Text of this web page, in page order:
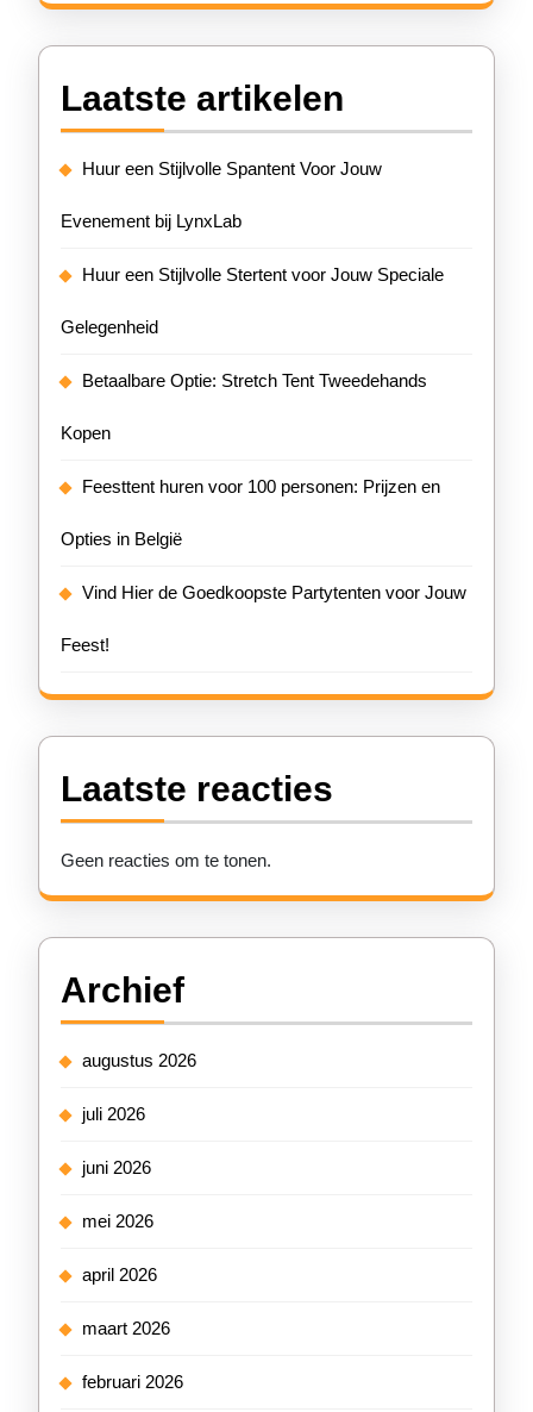
Laatste artikelen
Huur een Stijlvolle Spantent Voor Jouw
Evenement bij LynxLab
Huur een Stijlvolle Stertent voor Jouw Speciale
Gelegenheid
Betaalbare Optie: Stretch Tent Tweedehands
Kopen
Feesttent huren voor 100 personen: Prijzen en
Opties in België
Vind Hier de Goedkoopste Partytenten voor Jouw
Feest!
Laatste reacties
Geen reacties om te tonen.
Archief
augustus 2026
juli 2026
juni 2026
mei 2026
april 2026
maart 2026
februari 2026